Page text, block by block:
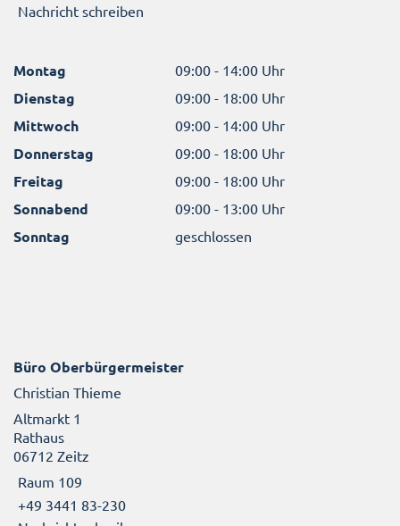
Nachricht schreiben
Montag 09:00 - 14:00 Uhr
Dienstag 09:00 - 18:00 Uhr
Mittwoch 09:00 - 14:00 Uhr
Donnerstag 09:00 - 18:00 Uhr
Freitag 09:00 - 18:00 Uhr
Sonnabend 09:00 - 13:00 Uhr
Sonntag geschlossen
Büro Oberbürgermeister
Christian Thieme
Altmarkt 1
Rathaus
06712 Zeitz
Raum 109
+49 3441 83-230